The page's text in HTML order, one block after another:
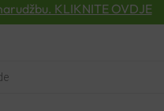
KLIKNITE OVDJE